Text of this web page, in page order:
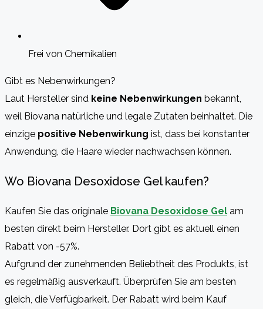
Frei von Chemikalien
Gibt es Nebenwirkungen?
Laut Hersteller sind keine Nebenwirkungen bekannt,
weil Biovana natürliche und legale Zutaten beinhaltet. Die
einzige positive Nebenwirkung ist, dass bei konstanter
Anwendung, die Haare wieder nachwachsen können.
Wo Biovana Desoxidose Gel kaufen?
Kaufen Sie das originale Biovana Desoxidose Gel am
besten direkt beim Hersteller. Dort gibt es aktuell einen
Rabatt von -57%.
Aufgrund der zunehmenden Beliebtheit des Produkts, ist
es regelmäßig ausverkauft. Überprüfen Sie am besten
gleich, die Verfügbarkeit. Der Rabatt wird beim Kauf